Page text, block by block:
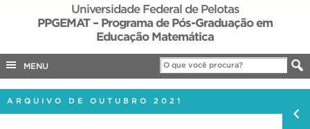
Acesso à informação
Legislação
Canais
ACESSO À INFORMAÇÃO
AUDITORIA
EDITAIS
Universidade Federal de Pelotas
PPGEMAT – Programa de Pós-Graduação em
Educação Matemática
MENU
ARQUIVO DE OUTUBRO 2021